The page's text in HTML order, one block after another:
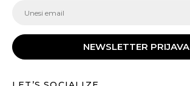
NEWSLETTER PRIJAVA